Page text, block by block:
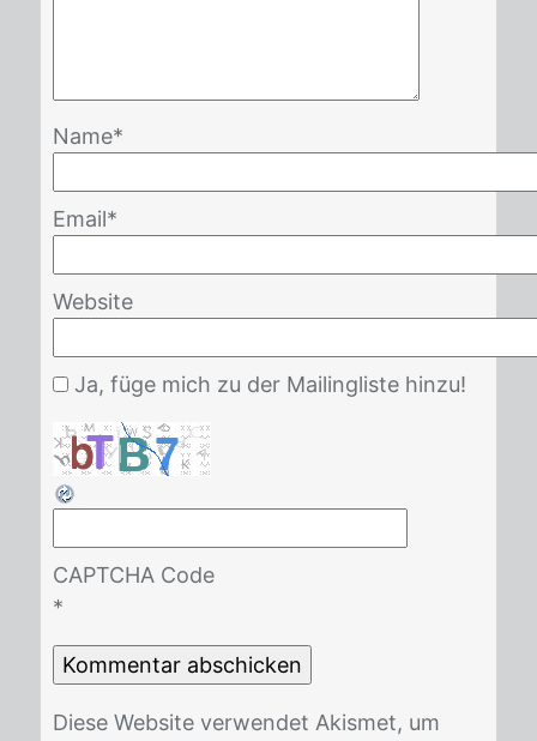
Name*
Email*
Website
Ja, füge mich zu der Mailingliste hinzu!
CAPTCHA Code
*
Die­se Web­site ver­wen­det Akis­met, um